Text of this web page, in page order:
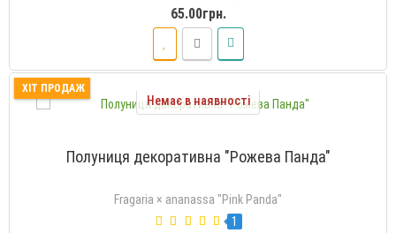
65.00грн.
ХІТ ПРОДАЖ
Немає в наявності
Полуниця декоративна "Рожева Панда"
Fragaria × ananassa "Pink Panda"
1